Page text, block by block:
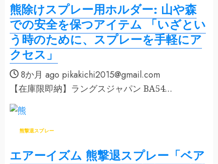
熊除けスプレー用ホルダー: 山や森
での安全を保つアイテム 「いざとい
う時のために、スプレーを手軽にア
クセス」
8か月 ago pikakichi2015@gmail.com
【在庫限即納】ラングスジャパン BA54…
熊撃退スプレー
エアーイズム 熊撃退スプレー「ベア